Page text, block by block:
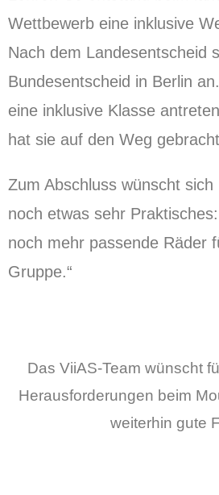
Wettbewerb eine inklusive
Nach dem Landesentscheid
Bundesentscheid in Berlin
eine inklusive Klasse
hat sie auf den Weg
Zum Abschluss wünscht
noch etwas sehr
noch mehr passende Räder
Gruppe.“
Das ViiAS-Team wünscht
Herausforderungen beim
weiterhin gute